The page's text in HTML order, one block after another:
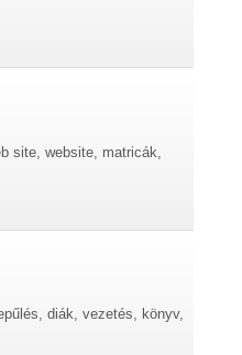
site, website, matricák,
diák, vezetés, könyv,